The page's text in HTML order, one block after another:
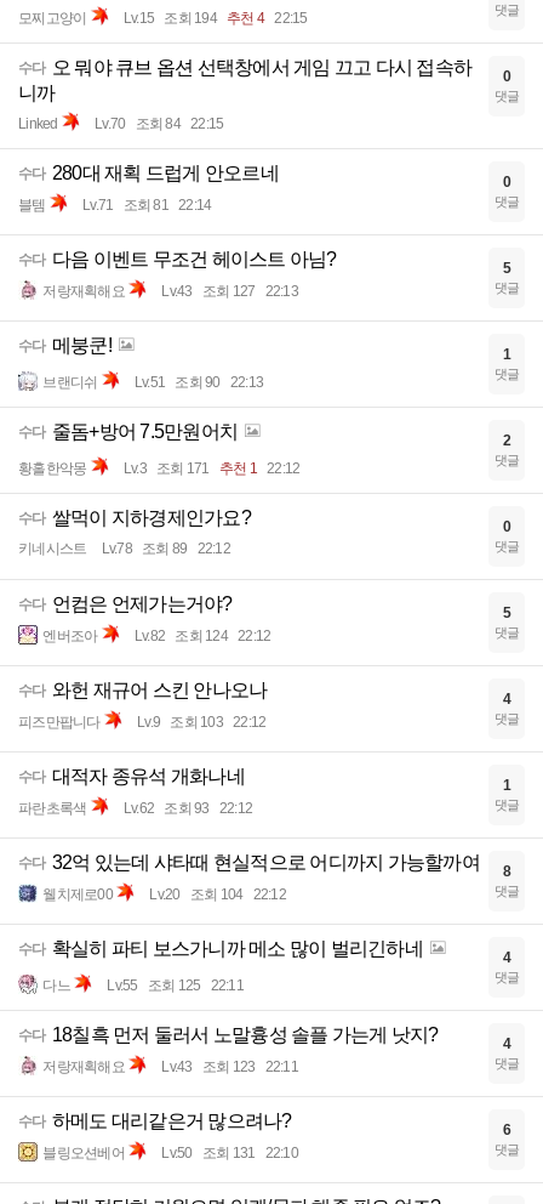
모찌고양이 Lv.15 조회 194 추천 4 22:15 댓글
수다 오 뭐야 큐브 옵션 선택창에서 게임 끄고 다시 접속하
니까
Linked Lv.70 조회 84 22:15
0
댓글
수다 280대 재획 드럽게 안오르네
블템 Lv.71 조회 81 22:14
0
댓글
수다 다음 이벤트 무조건 헤이스트 아님?
저랑재획해요 Lv.43 조회 127 22:13
5
댓글
수다 메붕쿤!
브랜디쉬 Lv.51 조회 90 22:13
1
댓글
수다 줄돔+방어 7.5만원어치
황홀한악몽 Lv.3 조회 171 추천 1 22:12
2
댓글
수다 쌀먹이 지하경제인가요?
키네시스트 Lv.78 조회 89 22:12
0
댓글
수다 언컴은 언제가는거야?
엔버조아 Lv.82 조회 124 22:12
5
댓글
수다 와헌 재규어 스킨 안나오나
피즈만팝니다 Lv.9 조회 103 22:12
4
댓글
수다 대적자 종유석 개화나네
파란초록색 Lv.62 조회 93 22:12
1
댓글
수다 32억 있는데 샤타때 현실적으로 어디까지 가능할까여
웰치제로00 Lv.20 조회 104 22:12
8
댓글
수다 확실히 파티 보스가니까 메소 많이 벌리긴하네
다느 Lv.55 조회 125 22:11
4
댓글
수다 18칠흑 먼저 둘러서 노말흉성 솔플 가는게 낫지?
저랑재획해요 Lv.43 조회 123 22:11
4
댓글
수다 하메도 대리같은거 많으려나?
블링오션베어 Lv.50 조회 131 22:10
6
댓글